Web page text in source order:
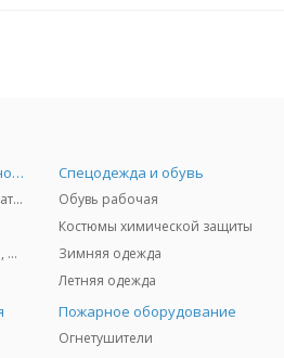
Средства индивидуальной защиты
Защита дыхания - респираторы, противогазы, фильтры, дозиметры
Защита глаз и лица - очки, щитки
Спецодежда и обувь
Обувь рабочая
Костюмы химической защиты
Зимняя одежда
Летняя одежда
Пожарное оборудование
Огнетушители